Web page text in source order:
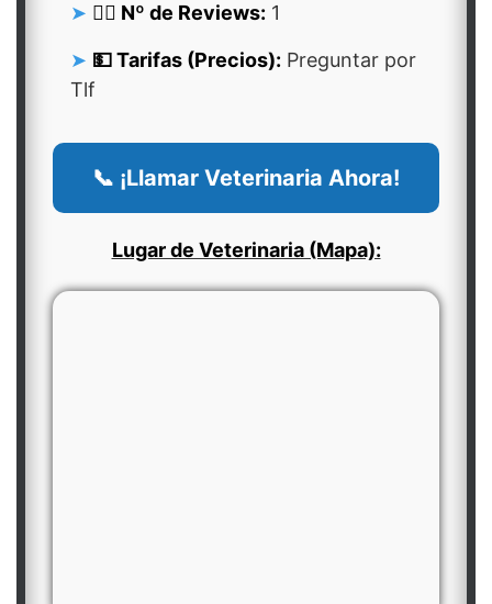
👍🏻 Nº de Reviews: 1
💵 Tarifas (Precios): Preguntar por
Tlf
📞 ¡Llamar Veterinaria Ahora!
Lugar de Veterinaria (Mapa):